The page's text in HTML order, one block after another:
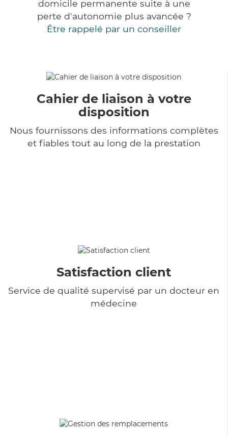
domicile permanente suite à une
perte d'autonomie plus avancée ?
Être rappelé par un conseiller
Cahier de liaison à votre
disposition
Nous fournissons des informations complètes
et fiables tout au long de la prestation
Satisfaction client
Service de qualité supervisé par un docteur en
médecine